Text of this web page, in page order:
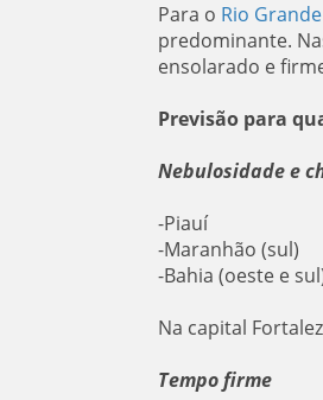
Para o Rio
predominante.
ensolarado e
Previsão para
Nebulosidade e
-Piauí
-Maranhão (sul)
-Bahia (oeste e
Na capital
Tempo firme